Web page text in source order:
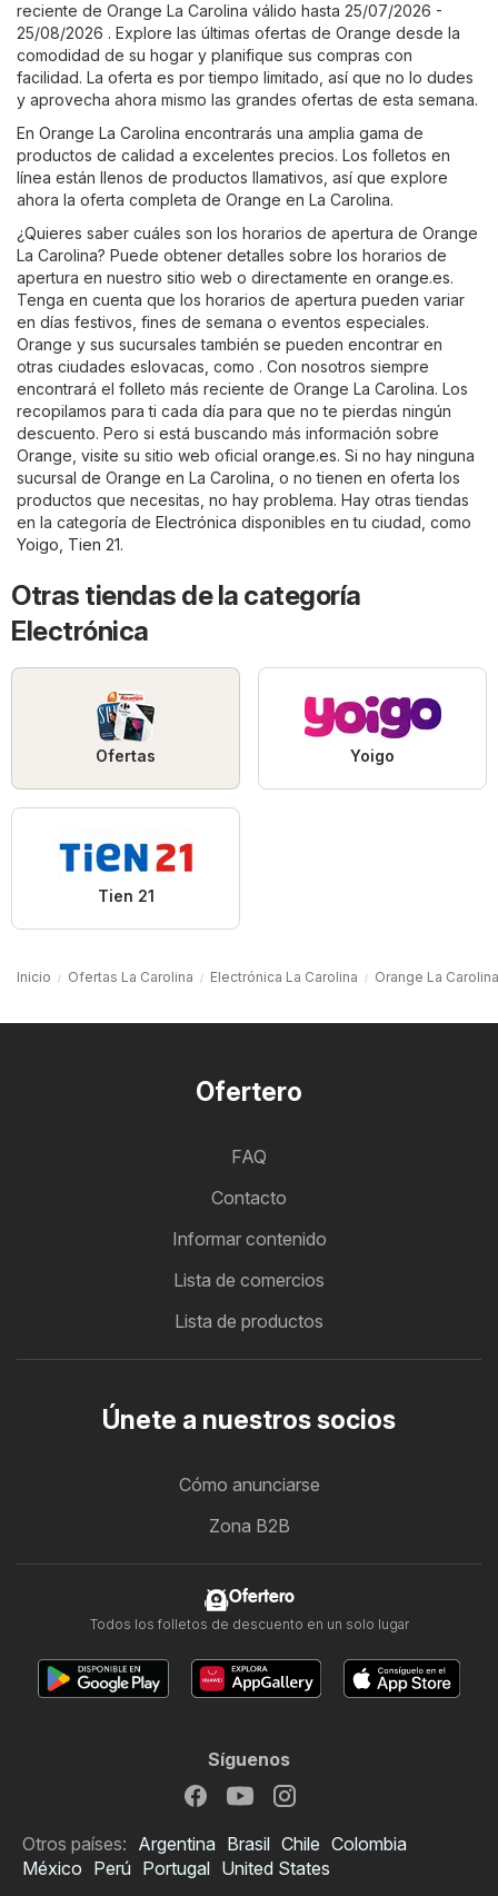
reciente de Orange La Carolina válido hasta 25/07/2026 -
25/08/2026 . Explore las últimas ofertas de Orange desde la
comodidad de su hogar y planifique sus compras con
facilidad. La oferta es por tiempo limitado, así que no lo dudes
y aprovecha ahora mismo las grandes ofertas de esta semana.
En Orange La Carolina encontrarás una amplia gama de
productos de calidad a excelentes precios. Los folletos en
línea están llenos de productos llamativos, así que explore
ahora la oferta completa de Orange en La Carolina.
¿Quieres saber cuáles son los horarios de apertura de Orange
La Carolina? Puede obtener detalles sobre los horarios de
apertura en nuestro sitio web o directamente en orange.es.
Tenga en cuenta que los horarios de apertura pueden variar
en días festivos, fines de semana o eventos especiales.
Orange y sus sucursales también se pueden encontrar en
otras ciudades eslovacas, como . Con nosotros siempre
encontrará el folleto más reciente de Orange La Carolina. Los
recopilamos para ti cada día para que no te pierdas ningún
descuento. Pero si está buscando más información sobre
Orange, visite su sitio web oficial orange.es. Si no hay ninguna
sucursal de Orange en La Carolina, o no tienen en oferta los
productos que necesitas, no hay problema. Hay otras tiendas
en la categoría de Electrónica disponibles en tu ciudad, como
Yoigo Tien 21.
Otras tiendas de la categoría
Electrónica
Ofertas Yoigo
Tien 21
Inicio Ofertas La Carolina Electrónica La Carolina Orange La Carolina
Ofertero
FAQ
Contacto
Informar contenido
Lista de comercios
Lista de productos
Únete a nuestros socios
Cómo anunciarse
Zona B2B
Ofertero
Todos los folletos de descuento en un solo lugar
Síguenos
Otros países: Argentina Brasil Chile Colombia
México Perú Portugal United States